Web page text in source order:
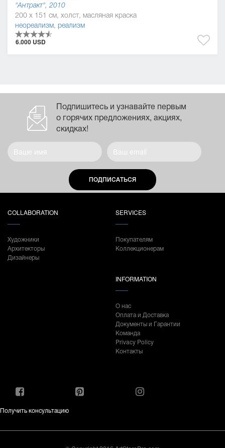
"Антракт", 2010
200 x 151 см, холст, масляная краска
неореализм, реализм
6.000 USD
Подпишитесь и узнавайте первым
о горячих предложениях, акциях,
скидках!
ПОДПИСАТЬСЯ
COLLABORATION
Художники
Архитекторы
Дизайнеры
SERVICES
Покупателям
Коллекционерам
INFORMATION
О нас
Оплата и Доставка
Документы и Гарантии
Команда
Privacy Policy
Контакты
Получить консультацию